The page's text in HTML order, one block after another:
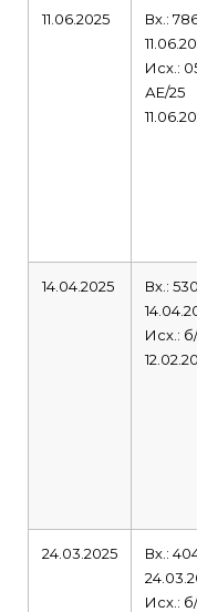
11.06.2025
Вх.:
Исх.:
АЕ/25
14.04.2025
Вх.: 530
Исх.:
24.03.2025
Вх.:
Исх.: